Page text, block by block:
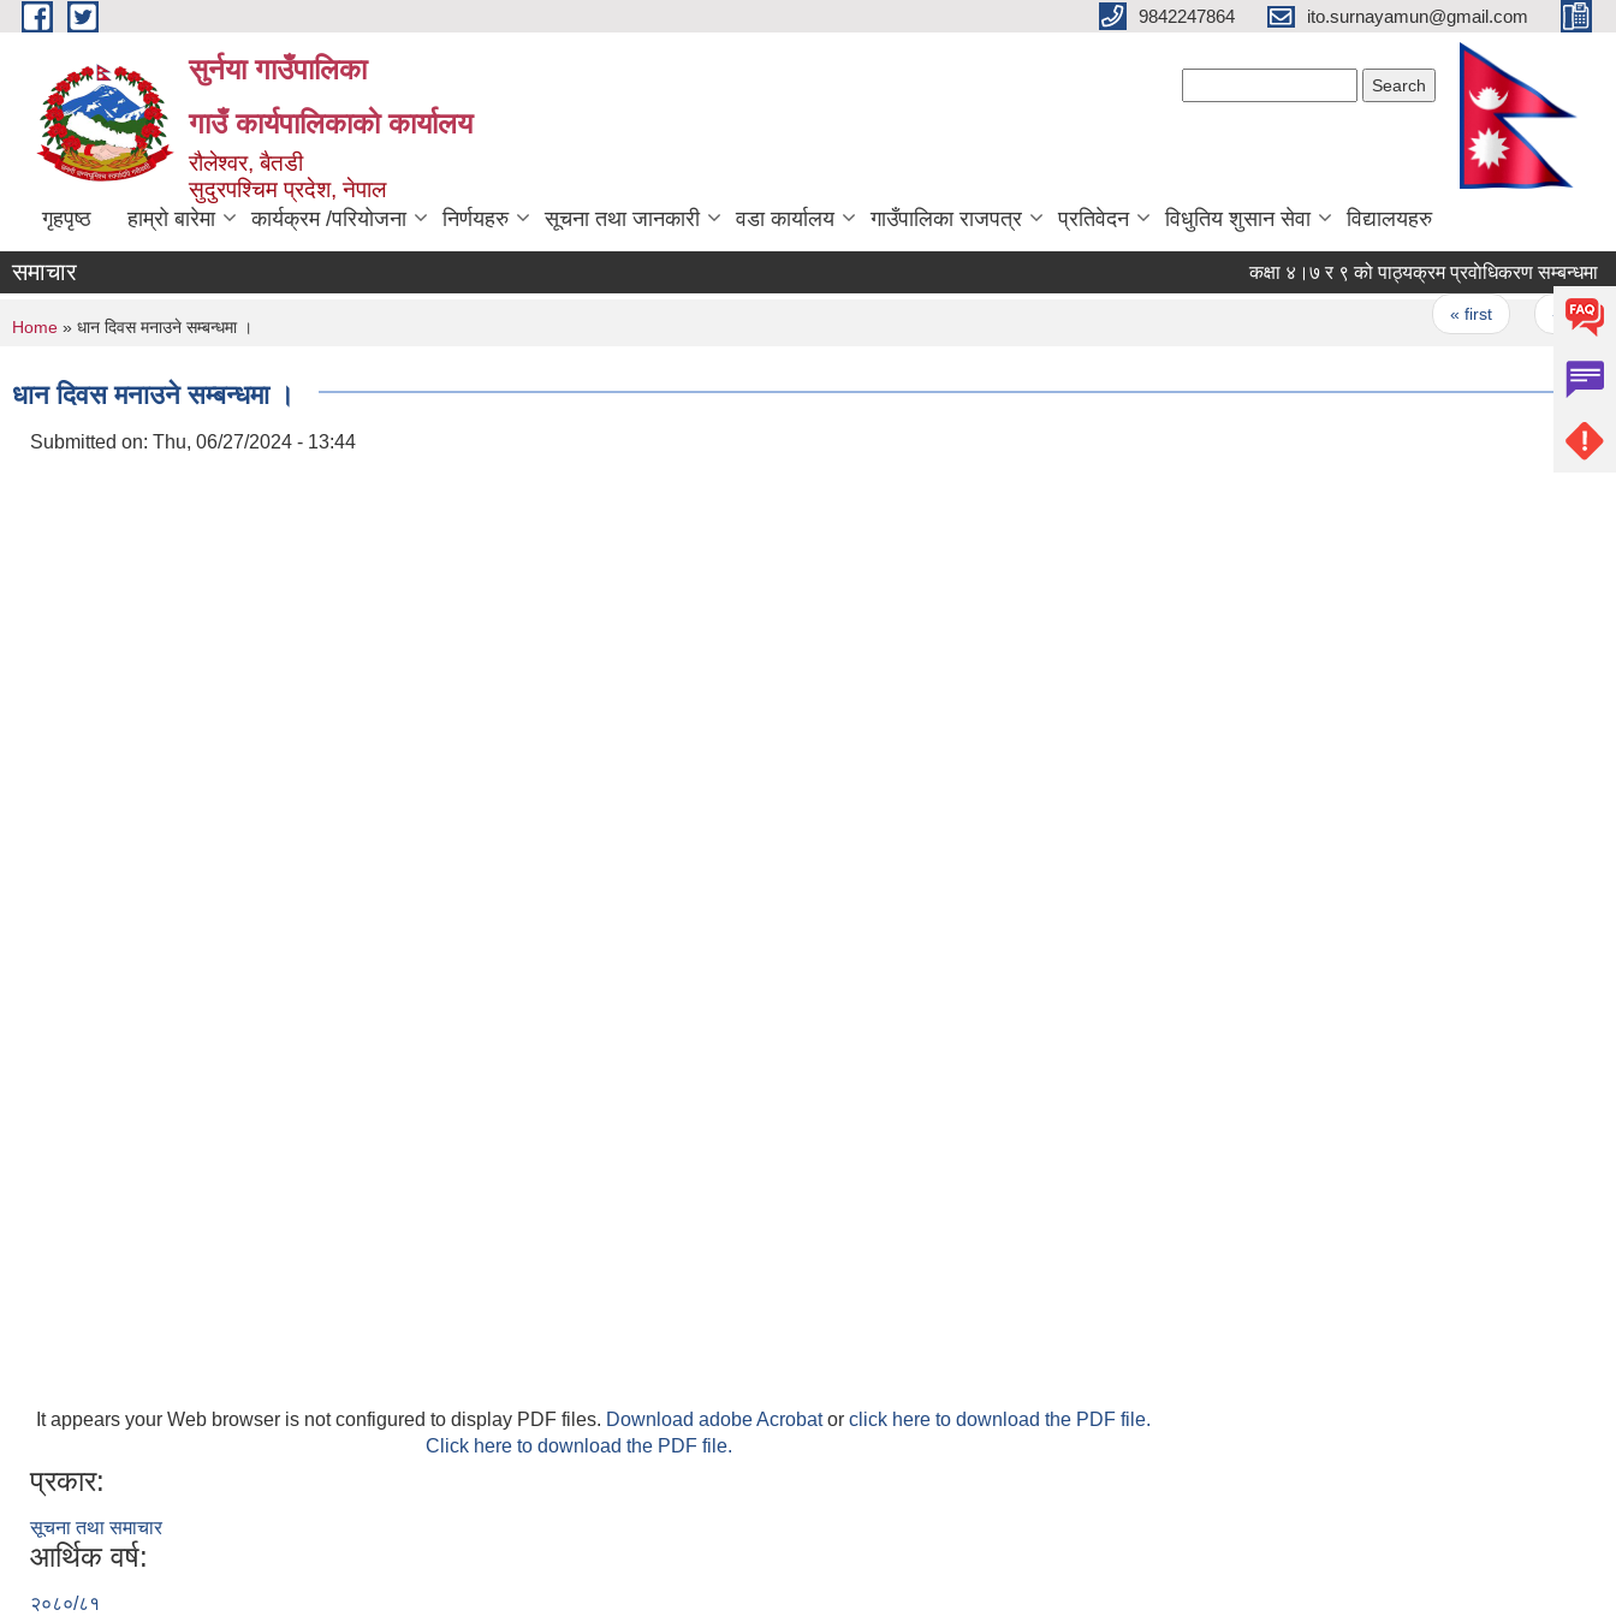
Skip to main content 9842247864 ito.surnayamun@gmail.com
सुर्नया गाउँपालिका
गाउँ कार्यपालिकाकाे कार्यालय
रौलेश्वर, बैतडी
सुदुरपश्चिम प्रदेश, नेपाल
गृहपृष्ठ हाम्रो बारेमा कार्यक्रम /परियोजना निर्णयहरु सूचना तथा जानकारी वडा कार्यालय गाउँपालिका राजपत्र प्रतिवेदन विधुतिय शुसान सेवा विद्यालयहरु
समाचार कक्षा ४।७ र ९ को पाठ्यक्रम प्रवाेधिकरण सम्बन्धमा
« first ‹ previous
You are here
Home » धान दिवस मनाउने सम्बन्धमा ।
धान दिवस मनाउने सम्बन्धमा ।
Submitted on: Thu, 06/27/2024 - 13:44
It appears your Web browser is not configured to display PDF files. Download adobe Acrobator click here to download the PDF file.
Click here to download the PDF file.
प्रकार:
सूचना तथा समाचार
आर्थिक वर्ष:
२०८०/८१